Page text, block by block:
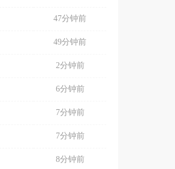
47分钟前
49分钟前
2分钟前
6分钟前
7分钟前
7分钟前
8分钟前